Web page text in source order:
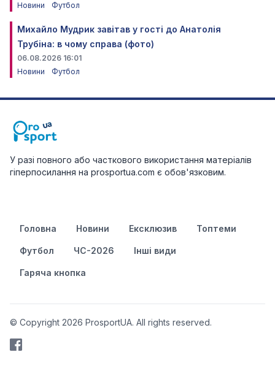
Новини
Футбол
Михайло Мудрик завітав у гості до Анатолія
Трубіна: в чому справа (фото)
06.08.2026 16:01
Новини
Футбол
У разі повного або часткового використання матеріалів
гіперпосилання на prosportua.com є обов'язковим.
Головна Новини Ексклюзив Топтеми
Футбол ЧС-2026 Інші види
Гаряча кнопка
© Copyright 2026 ProsportUA. All rights reserved.